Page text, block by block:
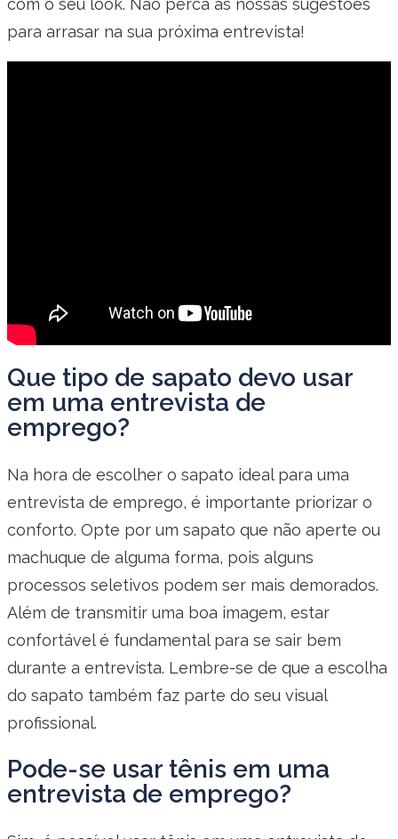
para arrasar na sua próxima entrevista!
Que tipo de sapato devo usar
em uma entrevista de
emprego?
Na hora de escolher o sapato ideal para uma
entrevista de emprego, é importante priorizar o
conforto. Opte por um sapato que não aperte ou
machuque de alguma forma, pois alguns
processos seletivos podem ser mais demorados.
Além de transmitir uma boa imagem, estar
confortável é fundamental para se sair bem
durante a entrevista. Lembre-se de que a escolha
do sapato também faz parte do seu visual
profissional.
Pode-se usar tênis em uma
entrevista de emprego?